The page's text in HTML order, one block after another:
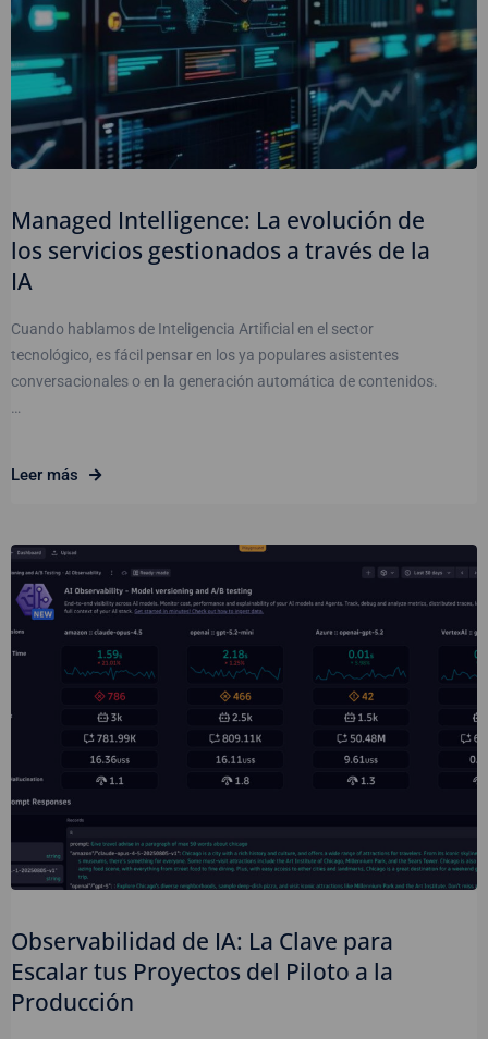
Managed Intelligence: La evolución de
los servicios gestionados a través de la
IA
Cuando hablamos de Inteligencia Artificial en el sector
tecnológico, es fácil pensar en los ya populares asistentes
conversacionales o en la generación automática de contenidos.
…
Leer más
Observabilidad de IA: La Clave para
Escalar tus Proyectos del Piloto a la
Producción